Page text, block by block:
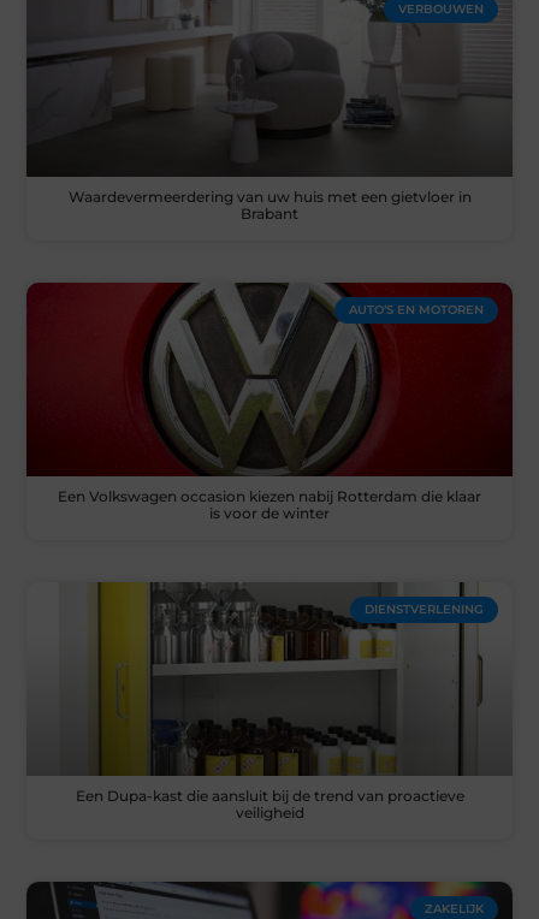
VERBOUWEN
Waardevermeerdering van uw huis met een gietvloer in
Brabant
AUTO’S EN MOTOREN
Een Volkswagen occasion kiezen nabij Rotterdam die klaar
is voor de winter
DIENSTVERLENING
Een Dupa-kast die aansluit bij de trend van proactieve
veiligheid
ZAKELIJK